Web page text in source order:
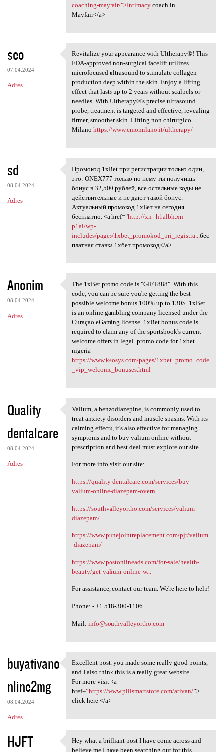
coaching-mayfair/">Intimacycoach in
Mayfair</a>
seo
07.04.2024
Adres
Revitalize your appearance
Revitalize your appearance with Ultherapy®! This
FDA-approved non-surgical facelift utilizes
microfocused ultrasound to stimulate collagen
production deep within the skin. Enjoy a lifting
effect that lasts up to 2 years without scalpels or
needles. With Ultherapy®'s precise ultrasound
probe, treatment is targeted and effective, revealing
firmer, smoother skin. Lifting non chirurgico
Milano https://www.cmomilano.it/ultherapy/
sd
08.04.2024
Adres
Промокод 1xBet при
Промокод 1xBet при регистрации только один,
это: ONEX777 только по нему ты получишь
бонус в 32,500 рублей, все остальные коды не
действительные и не дают такой бонус.
Актуальный промокод 1хБет на сегодня
бесплатно. <a href="http://xn--h1albh.xn--
p1ai/wp-
includes/pages/1xbet_promokod_pri_registra... бес
платная ставка 1хбет промокод</a>
Anonim
08.04.2024
Adres
The 1xBet promo code is
The 1xBet promo code is "GIFT888". With this
code, you can be sure you're getting the best
possible welcome bonus 100% up to 130$. 1xBet
is an online gambling company licensed under the
Curaçao eGaming license. 1xBet bonus code is
required to claim any of the sportsbook's current
welcome offers in legal. promo code for 1xbet
nigeria
https://www.keosys.com/pages/1xbet_promo_code
_vip_welcome_bonuses.html
Quality
dentalcare
08.04.2024
Adres
Valium, a benzodiazepine, is
Valium, a benzodiazepine, is commonly used to
treat anxiety disorders and muscle spasms. With its
calming effects, it's also effective for managing
symptoms and to buy valium online without
prescription and best deal must explore our site.
For more info visit our site:
https://quality-dentalcare.com/services/buy-
valium-online-diazepam-overn...
https://southvalleyortho.com/services/valium-
diazepam/
https://www.punejointreplacement.com/pjr/valium
-diazepam/
https://www.postonlineads.com/for-sale/health-
beauty/get-valium-online-w...
For assistance, contact our team. We're here to help!
Phone: - +1 518-300-1106
Mail: info@southvalleyortho.com
buyativano
nline2mg
08.04.2024
Adres
Excellent post, you made some
Excellent post, you made some really good points,
and I also think this is a really great website.
For more visit <a
href=”https://www.pillsmartstore.com/ativan/”>
click here </a>
HJFT Hey what a brilliant post I
Hey what a brilliant post I have come across and
believe me I have been searching out for this